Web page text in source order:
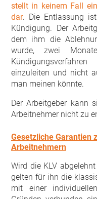
stellt in keinem Fall
dar. Die Entlassung
Kündigung. Der
dem ihm die
wurde, zwei
einzuleiten und nicht
man meinen könnte.
Der Arbeitgeber kann
Arbeitnehmer nicht zu
Gesetzliche Garantien
Arbeitnehmern
Wird die KLV
gelten für ihn die
mit einer